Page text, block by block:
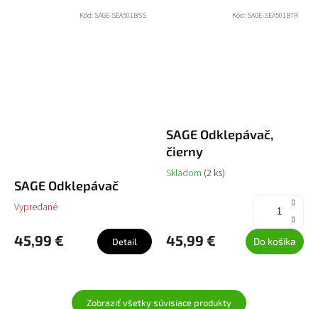
SAGE Odklepávač
Vypredané
45,99 € Detail
Kód: SAGE-SEA501BSS
SAGE Odklepávač,
čierny
Skladom (2 ks)
45,99 € Do košíka
Kód: SAGE-SEA501BTR
Zobraziť všetky súvisiace produkty